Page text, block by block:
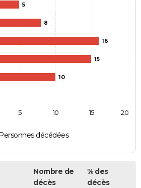
5
8
16
15
10
décédées
5 10 15 20
Nombre de
décès
% des
décès